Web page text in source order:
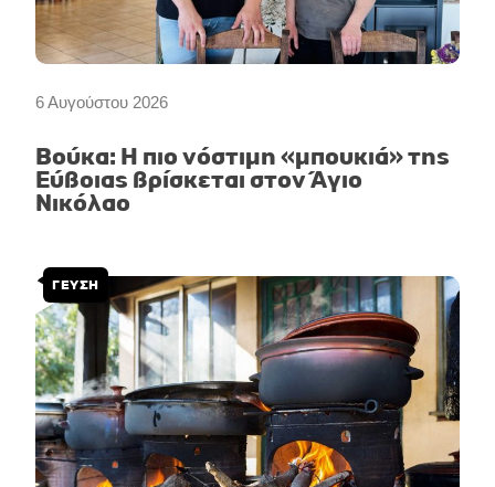
6 Αυγούστου 2026
Βούκα: Η πιο νόστιμη «μπουκιά» της
Εύβοιας βρίσκεται στον Άγιο
Νικόλαο
ΓΕΥΣΗ